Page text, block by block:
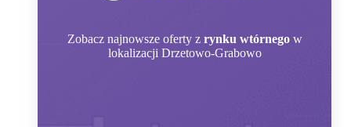
Zobacz najnowsze oferty z rynku wtórnego w
lokalizacji Drzetowo-Grabowo